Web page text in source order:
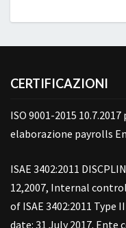
CERTIFICAZIONI
ISO 9001-2015
elaborazione payrolls
ISAE 3402:2011
12,2007, Internal
of ISAE 3402:2011
date: 31 July 2017. Ente